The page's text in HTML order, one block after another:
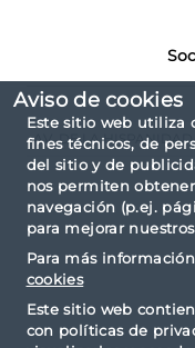
Aviso de cookies
Este sitio web utiliza
fines técnicos, de
del sitio y de
nos permiten
navegación (p.ej.
para mejorar
Para más
cookies
Este sitio web
con políticas de
AV. DE LA